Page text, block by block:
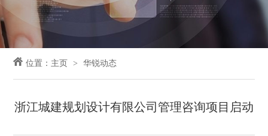
位置： 主页 华锐动态
浙江城建规划设计有限公司管理咨询项目启动